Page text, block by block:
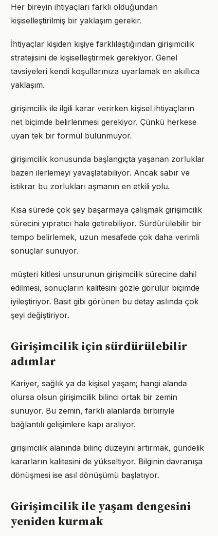
Her bireyin ihtiyaçları farklı olduğundan
kişiselleştirilmiş bir yaklaşım gerekir.
İhtiyaçlar kişiden kişiye farklılaştığından girişimcilik
stratejisini de kişiselleştirmek gerekiyor. Genel
tavsiyeleri kendi koşullarınıza uyarlamak en akıllıca
yaklaşım.
girişimcilik ile ilgili karar verirken kişisel ihtiyaçların
net biçimde belirlenmesi gerekiyor. Çünkü herkese
uyan tek bir formül bulunmuyor.
girişimcilik konusunda başlangıçta yaşanan zorluklar
bazen ilerlemeyi yavaşlatabiliyor. Ancak sabır ve
istikrar bu zorlukları aşmanın en etkili yolu.
Kısa sürede çok şey başarmaya çalışmak girişimcilik
sürecini yıpratıcı hale getirebiliyor. Sürdürülebilir bir
tempo belirlemek, uzun mesafede çok daha verimli
sonuçlar sunuyor.
müşteri kitlesi unsurunun girişimcilik sürecine dahil
edilmesi, sonuçların kalitesini gözle görülür biçimde
iyileştiriyor. Basit gibi görünen bu detay aslında çok
şeyi değiştiriyor.
Girişimcilik için sürdürülebilir
adımlar
Kariyer, sağlık ya da kişisel yaşam; hangi alanda
olursa olsun girişimcilik bilinci ortak bir zemin
sunuyor. Bu zemin, farklı alanlarda birbiriyle
bağlantılı gelişimlere kapı aralıyor.
girişimcilik alanında bilinç düzeyini artırmak, gündelik
kararların kalitesini de yükseltiyor. Bilginin davranışa
dönüşmesi ise asıl dönüşümü başlatıyor.
Girişimcilik ile yaşam dengesini
yeniden kurmak